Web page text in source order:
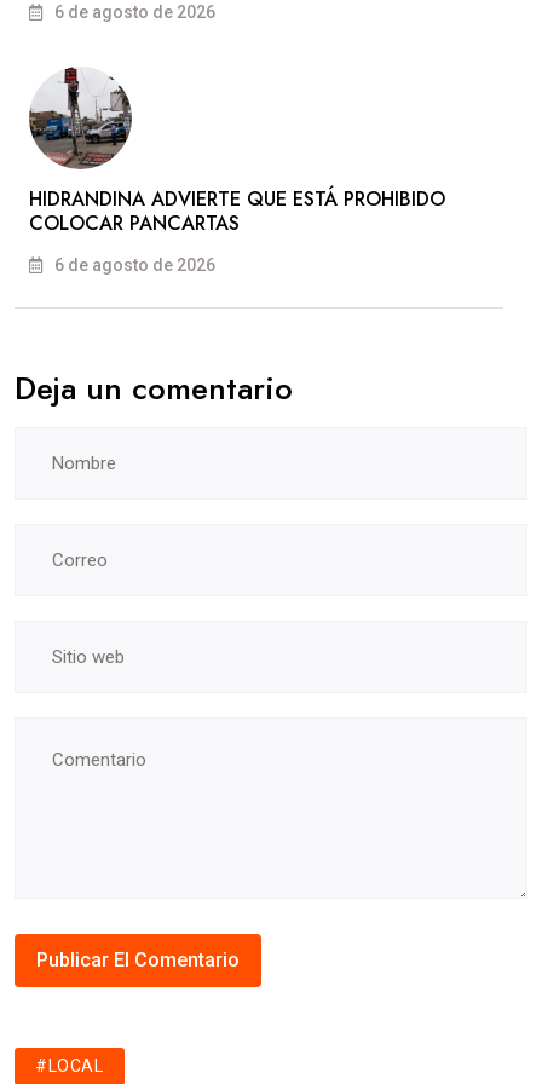
6 de agosto de 2026
HIDRANDINA ADVIERTE QUE ESTÁ PROHIBIDO
COLOCAR PANCARTAS
6 de agosto de 2026
Deja un comentario
#LOCAL